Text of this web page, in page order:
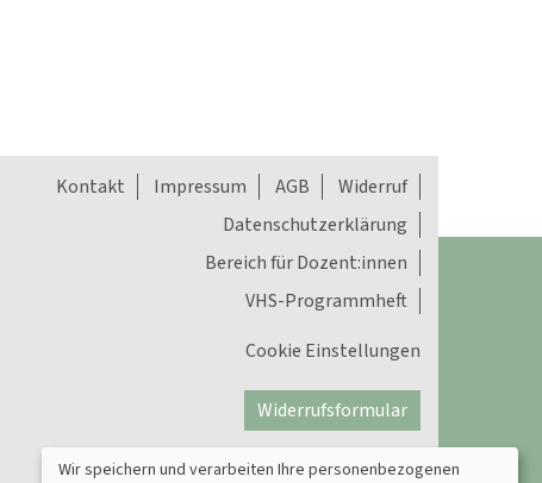
Kontakt Impressum AGB
Widerruf
Datenschutzerklärung
Bereich für Dozent:innen
VHS-Programmheft
Cookie Einstellungen
Widerrufsformular
Wir speichern und verarbeiten Ihre personenbezogenen